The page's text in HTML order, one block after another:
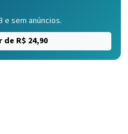
e sem anúncios.
R$ 24,90